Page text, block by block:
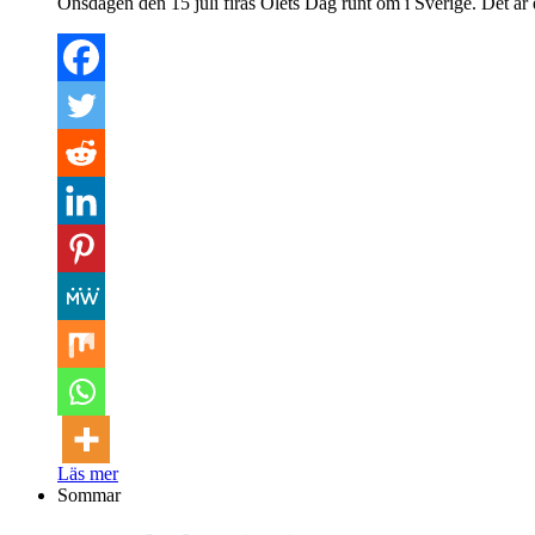
Läs mer
Sommar